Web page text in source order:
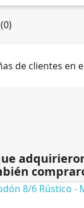
de clientes en